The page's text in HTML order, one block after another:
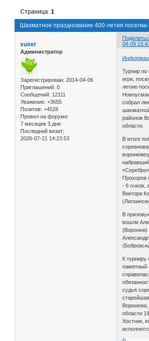
Шахматное празднование 400-летия поселка
Страница:1
04-09
xuser
Администратор
Зарегистрирован: 2014-04-06
Приглашений: 0
Сообщений: 12111
Уважение: +3655
Позитив: +4528
Провел на форуме:
7 месяцев 3 дня
Последний визит:
2026-07-21 14:23:53
Турнир по
игре,
летию
собрал
районов
области.
В итоге
Прохоров
- 6 очков,
Виктора
В
вошли
(Воронеж)
К
памятный
судья
области
Хостник,